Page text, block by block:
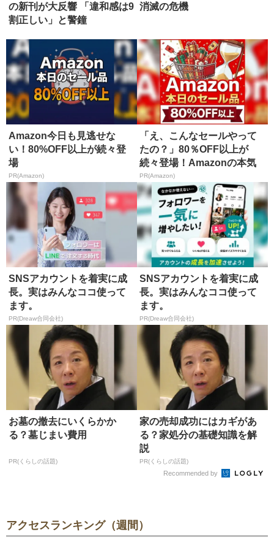
の新刊が大反響 「違和感は9
割正しい」と警鐘
消滅の危機
Amazon今日も見逃せな
い！80%OFF以上が続々登
場
PR(Amazon)
「え、こんなセールやって
たの？」80％OFF以上が
続々登場！Amazonの本気
が...
PR(Amazon)
SNSアカウントを着実に成
長。実はみんなココ使って
ます。
PR(Dreaw合同会社)
SNSアカウントを着実に成
長。実はみんなココ使って
ます。
PR(Dreaw合同会社)
お墓の撤去にいくらかか
る？墓じまい費用
PR(くらしの話題)
家の売却成功にはカギがあ
る？家処分の基礎知識を解
説
PR(くらしの話題)
Recommended by
アクセスランキング（週間）